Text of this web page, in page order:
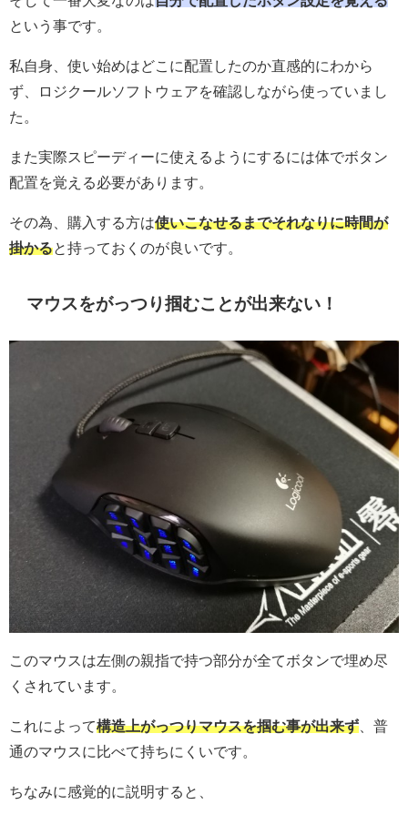
という事です。
私自身、使い始めはどこに配置したのか直感的にわから
ず、ロジクールソフトウェアを確認しながら使っていまし
た。
また実際スピーディーに使えるようにするには体でボタン
配置を覚える必要があります。
その為、購入する方は使いこなせるまでそれなりに時間が
掛かると持っておくのが良いです。
マウスをがっつり掴むことが出来ない！
このマウスは左側の親指で持つ部分が全てボタンで埋め尽
くされています。
これによって構造上がっつりマウスを掴む事が出来ず 、普
通のマウスに比べて持ちにくいです。
ちなみに感覚的に説明すると、